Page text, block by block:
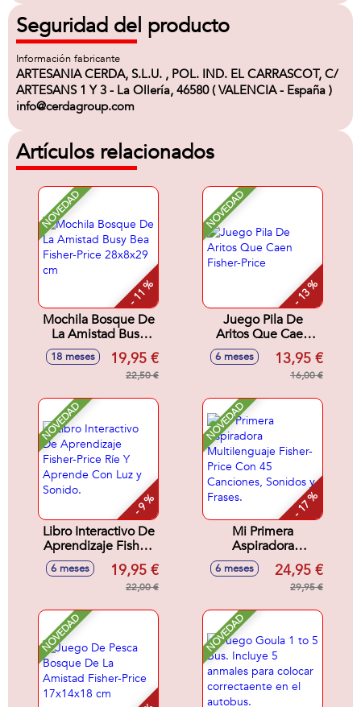
Seguridad del producto
Información fabricante
ARTESANIA CERDA, S.L.U. , POL. IND. EL CARRASCOT, C/
ARTESANS 1 Y 3 - La Ollería, 46580 ( VALENCIA - España )
info@cerdagroup.com
Artículos relacionados
NOVEDAD
- 11 %
Mochila Bosque De
La Amistad Busy
Bea Fisher-Price
28x8x29 cm
18 meses 19,95 €
22,50 €
NOVEDAD
- 13 %
Juego Pila De
Aritos Que Caen
Fisher-Price
6 meses 13,95 €
16,00 €
NOVEDAD
- 9 %
Libro Interactivo De
Aprendizaje Fisher-
Price Ríe Y
Aprende Con Luz y
6 meses 19,95 €
22,00 €
NOVEDAD
- 17 %
Mi Primera
Aspiradora
Multilenguaje
Fisher-Price Con 45
Canciones, Sonidos
6 meses 24,95 €
29,95 €
NOVEDAD NOVEDAD